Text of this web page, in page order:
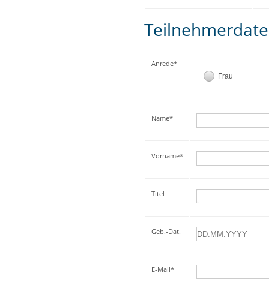
Anrede*
Frau
Name*
Vorname*
Titel
Geb.-Dat.
E-Mail*